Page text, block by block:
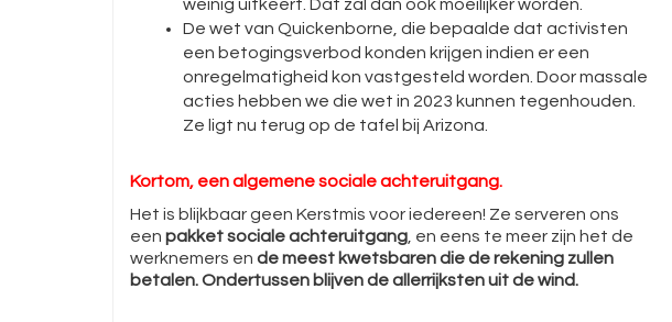
weinig uitkeert. Dat zal dan ook moeilijker worden.
De wet van Quickenborne, die bepaalde dat activisten
een betogingsverbod konden krijgen indien er een
onregelmatigheid kon vastgesteld worden. Door massale
acties hebben we die wet in 2023 kunnen tegenhouden.
Ze ligt nu terug op de tafel bij Arizona.
Kortom, een algemene sociale achteruitgang.
Het is blijkbaar geen Kerstmis voor iedereen! Ze serveren ons
een pakket sociale achteruitgang , en eens te meer zijn het de
werknemers en de meest kwetsbaren die de rekening zullen
betalen.Ondertussen blijven de allerrijksten uit de wind.